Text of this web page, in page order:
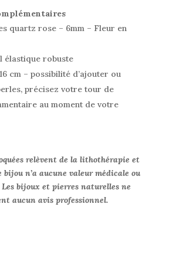
quartz rose – 6mm – Fleur en
élastique robuste
cm – possibilité d’ajouter ou
précisez votre tour de
au moment de votre
relèvent de la lithothérapie et
bijou n’a aucune valeur médicale ou
bijoux et pierres naturelles ne
aucun avis professionnel.